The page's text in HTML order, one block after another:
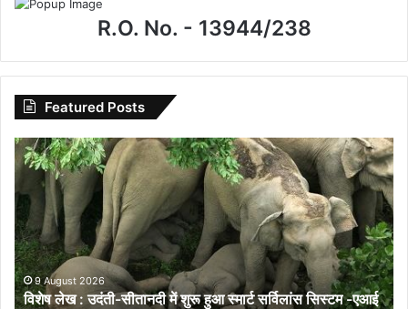
R.O. No. - 13944/238
Featured Posts
विशेष
लेख
उदंती-
सीतानदी
में
शुरू
हुआ
स्मार्ट
9 August 2026
विशेष लेख : उदंती-सीतानदी में शुरू हुआ स्मार्ट सर्विलांस सिस्टम -एआई